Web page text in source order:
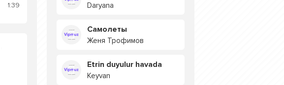
1:39 Daryana
Самолеты
Женя Трофимов
Etrin duyulur havada
Keyvan